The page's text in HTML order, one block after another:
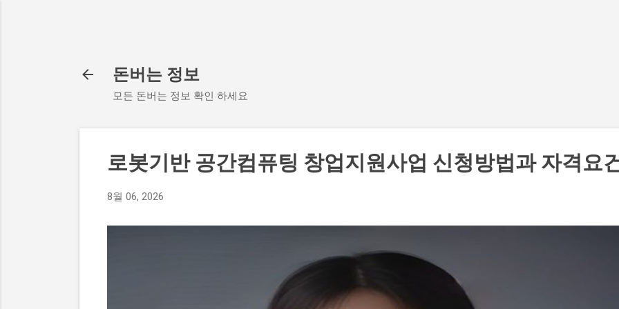
돈버는 정보
모든 돈버는 정보 확인 하세요
로봇기반 공간컴퓨팅 창업지원사업 신청방법과 자격요
8월 06, 2026